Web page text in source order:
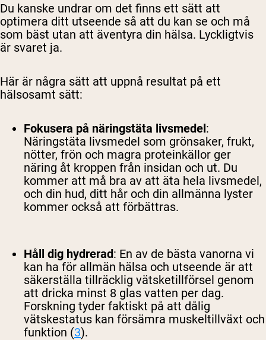
Du kanske undrar om det finns ett sätt att
optimera ditt utseende så att du kan se och må
som bäst utan att äventyra din hälsa. Lyckligtvis
är svaret ja.
Här är några sätt att uppnå resultat på ett
hälsosamt sätt:
Fokusera på näringstäta livsmedel:
Näringstäta livsmedel som grönsaker, frukt,
nötter, frön och magra proteinkällor ger
näring åt kroppen från insidan och ut. Du
kommer att må bra av att äta hela livsmedel,
och din hud, ditt hår och din allmänna lyster
kommer också att förbättras.
Håll dig hydrerad: En av de bästa vanorna vi
kan ha för allmän hälsa och utseende är att
säkerställa tillräcklig vätsketillförsel genom
att dricka minst 8 glas vatten per dag.
Forskning tyder faktiskt på att dålig
vätskestatus kan försämra muskeltillväxt och
funktion (3).